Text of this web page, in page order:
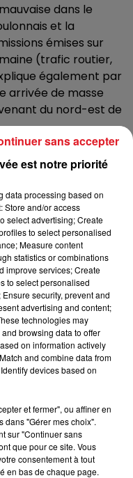
dans le
et la
émises sur
(trafic routier,
également par
arrivée de masse
du nord-est de
privilégier, tant que
et de baisser la
plus fragiles sont
physiques en
mercredi. Un
fines, inédit depuis
mi-janvier pendant
est notre priorité
data processing based on
Store and/or access
select advertising; Create
to select personalised
Measure content
statistics or combinations
improve services; Create
to select personalised
security, prevent and
advertising and content;
technologies may
browsing data to offer
on information actively
and combine data from
devices based on
et fermer", ou affiner en
dans "Gérer mes choix".
sur "Continuer sans
que pour ce site. Vous
consentement à tout
en bas de chaque page.
sans accepter